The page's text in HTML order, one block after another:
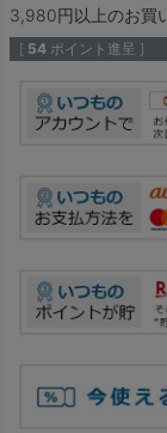
3,980円以上のお買
[ 54 ポイント進呈 ]